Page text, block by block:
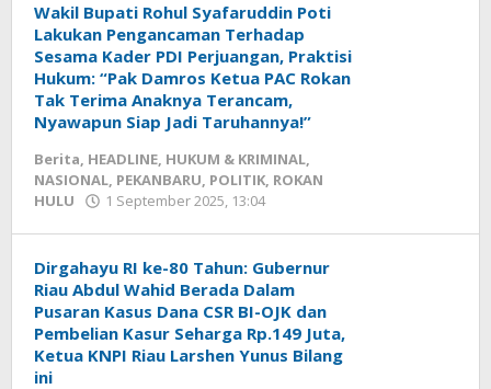
Wakil Bupati Rohul Syafaruddin Poti
Lakukan Pengancaman Terhadap
Sesama Kader PDI Perjuangan, Praktisi
Hukum: “Pak Damros Ketua PAC Rokan
Tak Terima Anaknya Terancam,
Nyawapun Siap Jadi Taruhannya!”
Berita, HEADLINE, HUKUM & KRIMINAL,
NASIONAL, PEKANBARU, POLITIK, ROKAN
HULU
1 September 2025, 13:04
Dirgahayu RI ke-80 Tahun: Gubernur
Riau Abdul Wahid Berada Dalam
Pusaran Kasus Dana CSR BI-OJK dan
Pembelian Kasur Seharga Rp.149 Juta,
Ketua KNPI Riau Larshen Yunus Bilang
ini